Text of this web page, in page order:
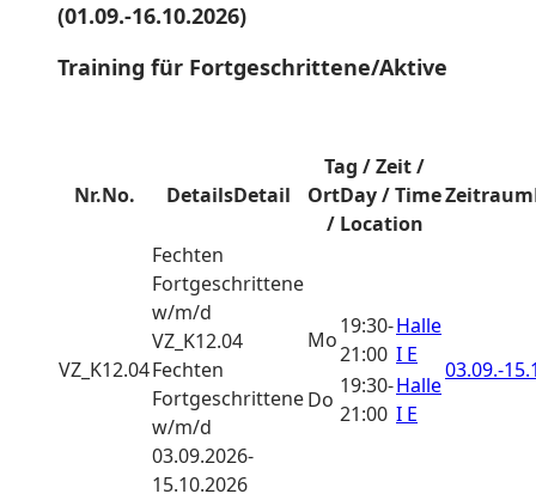
(01.09.-16.10.2026)
Training für Fortgeschrittene/Aktive
Nr.No. DetailsDetail
Tag / Zeit /
OrtDay / Time
/ Location
Zeitraum
VZ_K12.04
Fechten
Fortgeschrittene
w/m/d
VZ_K12.04
Fechten
Fortgeschrittene
w/m/d
03.09.2026-
15.10.2026
Mo
19:30-
21:00
Halle
I E
Do
19:30-
21:00
Halle
I E
03.09.-